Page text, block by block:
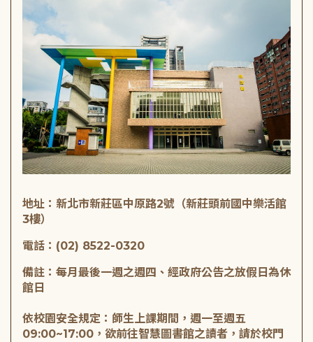
地址：新北市新莊區中原路2號（新莊頭前國中樂活館
3樓）
電話：(02) 8522-0320
備註：每月最後一週之週四、經政府公告之放假日為休
館日
依校園安全規定：師生上課期間，週一至週五
09:00~17:00，欲前往智慧圖書館之讀者，請於校門